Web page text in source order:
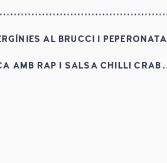
AL BRUCCI I PEPERONATA
AMB RAP I SALSA CHILLI CRAB
llet